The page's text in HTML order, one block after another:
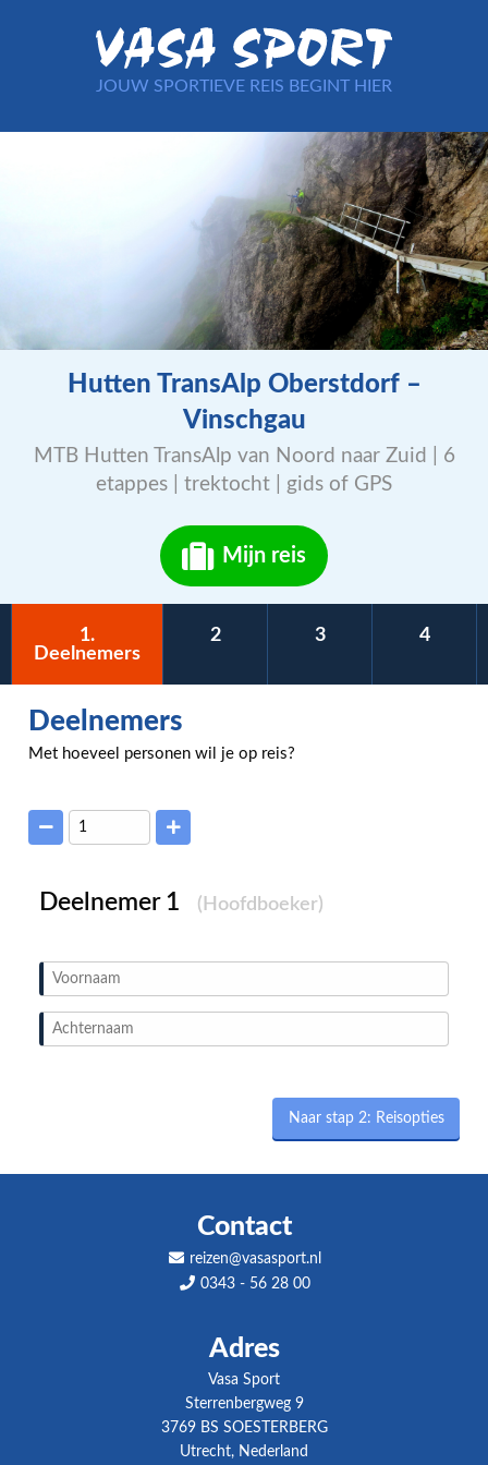
JOUW SPORTIEVE REIS BEGINT HIER
Hutten TransAlp Oberstdorf –
Vinschgau
MTB Hutten TransAlp van Noord naar Zuid | 6
etappes | trektocht | gids of GPS
Mijn reis
1.
Deelnemers
2 3 4
Deelnemers
Met hoeveel personen wil je op reis?
Deelnemer (Hoofdboeker)
Naar stap 2: Reisopties
Contact
reizen@vasasport.nl
0343 - 56 28 00
Adres
Vasa Sport
Sterrenbergweg 9
3769 BS SOESTERBERG
Utrecht, Nederland